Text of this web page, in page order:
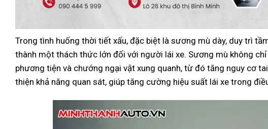
Trong tình huống thời tiết xấu, đặc biệt là sương mù dày, duy trì
thành một thách thức lớn đối với người lái xe. Sương mù không
phương tiện và chướng ngại vật xung quanh, từ đó tăng nguy cơ
thiện khả năng quan sát, giúp tăng cường hiệu suất lái xe trong